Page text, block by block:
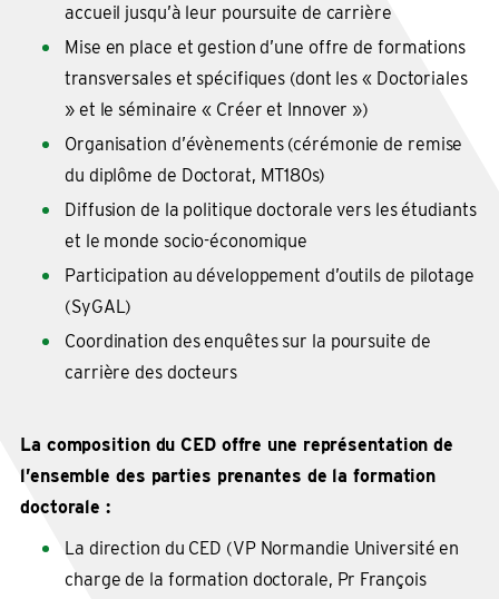
accueil jusqu’à leur poursuite de carrière
Mise en place et gestion d’une offre de formations
transversales et spécifiques (dont les « Doctoriales
» et le séminaire « Créer et Innover »)
Organisation d’évènements (cérémonie de remise
du diplôme de Doctorat, MT180s)
Diffusion de la politique doctorale vers les étudiants
et le monde socio-économique
Participation au développement d’outils de pilotage
(SyGAL)
Coordination des enquêtes sur la poursuite de
carrière des docteurs
La composition du CED offre une représentation de
l’ensemble des parties prenantes de la formation
doctorale :
La direction du CED (VP Normandie Université en
charge de la formation doctorale, Pr François